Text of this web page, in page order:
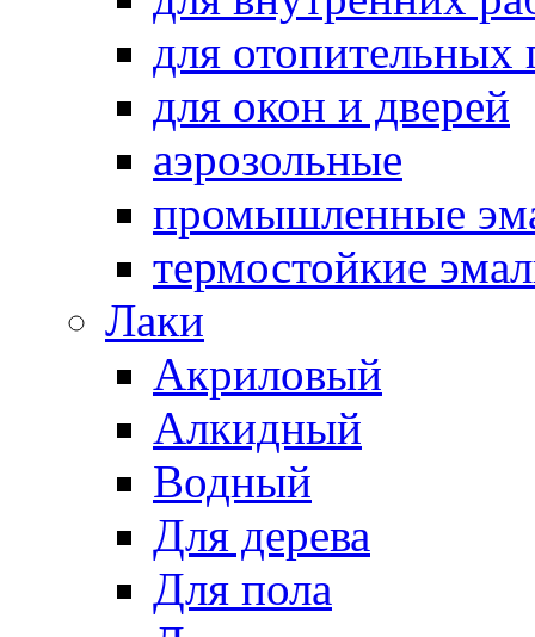
для отопительных
для окон и дверей
аэрозольные
промышленные
термостойкие
Лаки
Акриловый
Алкидный
Водный
Для дерева
Для пола